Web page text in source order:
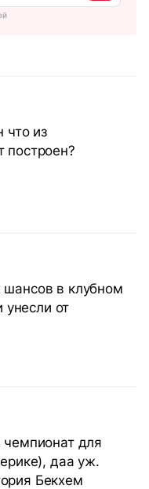
что из
построен?
в клубном
от
для
даа уж.
Бекхем